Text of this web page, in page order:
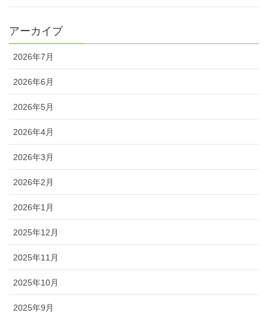
アーカイブ
2026年7月
2026年6月
2026年5月
2026年4月
2026年3月
2026年2月
2026年1月
2025年12月
2025年11月
2025年10月
2025年9月